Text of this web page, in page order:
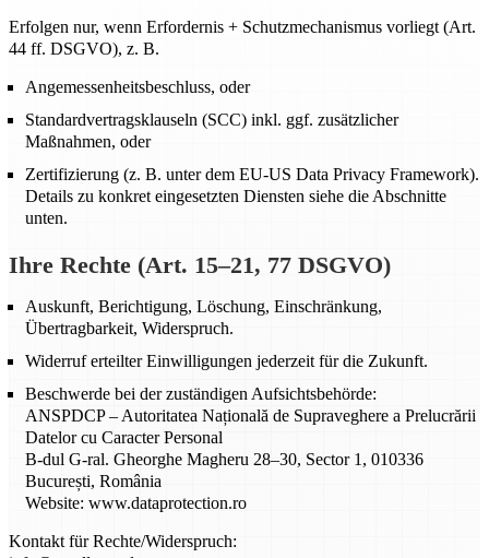
Erfolgen nur, wenn Erfordernis + Schutzmechanismus vorliegt (Art.
44 ff. DSGVO), z. B.
Angemessenheitsbeschluss, oder
Standardvertragsklauseln (SCC) inkl. ggf. zusätzlicher
Maßnahmen, oder
Zertifizierung (z. B. unter dem EU-US Data Privacy Framework).
Details zu konkret eingesetzten Diensten siehe die Abschnitte
unten.
Ihre Rechte (Art. 15–21, 77 DSGVO)
Auskunft, Berichtigung, Löschung, Einschränkung,
Übertragbarkeit, Widerspruch.
Widerruf erteilter Einwilligungen jederzeit für die Zukunft.
Beschwerde bei der zuständigen Aufsichtsbehörde:
ANSPDCP – Autoritatea Națională de Supraveghere a Prelucrării
Datelor cu Caracter Personal
B-dul G-ral. Gheorghe Magheru 28–30, Sector 1, 010336
București, România
Website: www.dataprotection.ro
Kontakt für Rechte/Widerspruch: